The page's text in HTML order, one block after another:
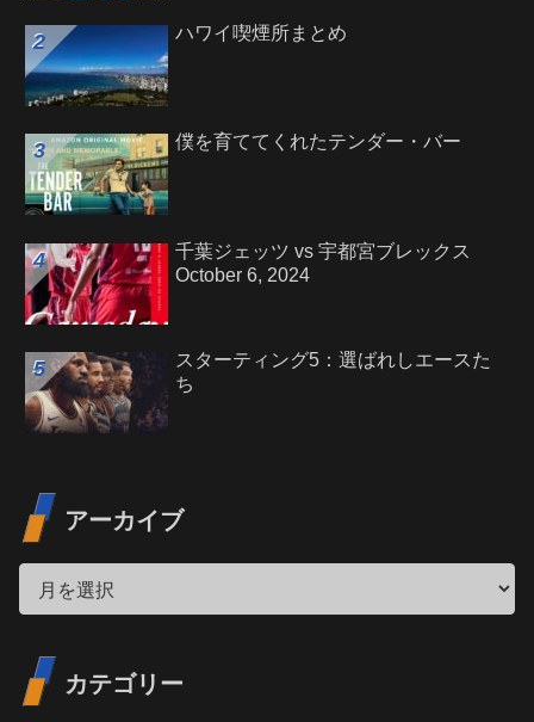
ハワイ喫煙所まとめ
僕を育ててくれたテンダー・バー
千葉ジェッツ vs 宇都宮ブレックス
October 6, 2024
スターティング5：選ばれしエースた
ち
アーカイブ
カテゴリー